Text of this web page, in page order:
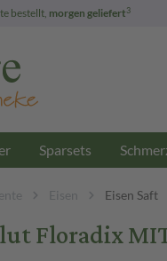
bestellt, morgen geliefert3
Sparsets
Eisen Eisen Saft
Floradix